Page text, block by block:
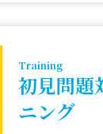
Training
初見問題
ニング